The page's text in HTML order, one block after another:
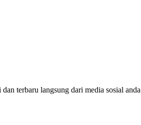
terbaru langsung dari media sosial anda